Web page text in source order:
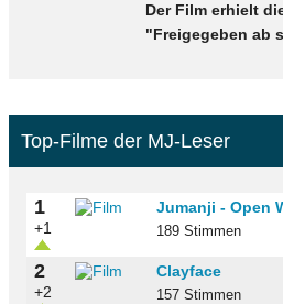
Der Film erhielt
"Freigegeben ab
Top-Filme der MJ-Leser
1
+1
Jumanji - Open
189 Stimmen
2
+2
Clayface
157 Stimmen